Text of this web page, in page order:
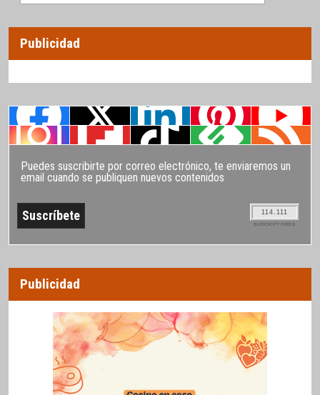
Publicidad
Puedes suscribirte por correo electrónico, te enviaremos un
email cuando se publiquen nuevos contenidos
114.111
SUSCRIPTORES
Publicidad